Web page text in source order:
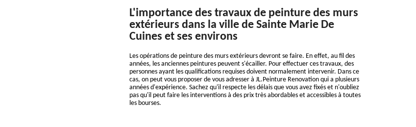
L'importance des travaux de peinture des murs
extérieurs dans la ville de Sainte Marie De
Cuines et ses environs
Les opérations de peinture des murs extérieurs devront se faire. En effet, au fil des
années, les anciennes peintures peuvent s'écailler. Pour effectuer ces travaux, des
personnes ayant les qualifications requises doivent normalement intervenir. Dans ce
cas, on peut vous proposer de vous adresser à JL.Peinture Renovation qui a plusieurs
années d'expérience. Sachez qu'il respecte les délais que vous avez fixés et n'oubliez
pas qu'il peut faire les interventions à des prix très abordables et accessibles à toutes
les bourses.